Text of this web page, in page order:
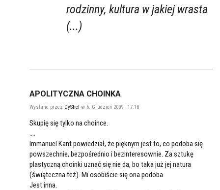
rodzinny, kultura w jakiej wrasta
(...)
APOLITYCZNA CHOINKA
Wysłane przez DyShel w 6. Grudzień 2009 - 17:18
Skupię się tylko na choince.
Immanuel Kant powiedział, że pięknym jest to, co podoba się
powszechnie, bezpośrednio i bezinteresownie. Za sztukę
plastyczną choinki uznać się nie da, bo taka już jej natura
(świąteczna też). Mi osobiście się ona podoba.
Jest inna.